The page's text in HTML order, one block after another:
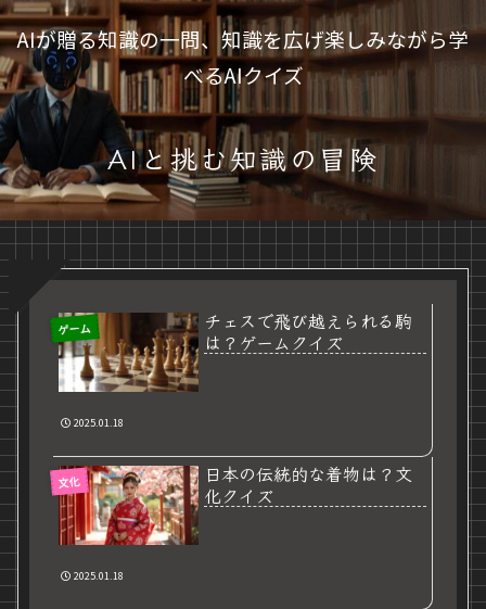
AIが贈る知識の一問、知識を広げ楽しみながら学
べるAIクイズ
AIと挑む知識の冒険
ゲーム
チェスで飛び越えられる駒
は？ゲームクイズ
2025.01.18
文化
日本の伝統的な着物は？文
化クイズ
2025.01.18